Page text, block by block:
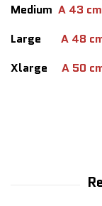
Medium A 43 cm
Large A 48
Xlarge A 50